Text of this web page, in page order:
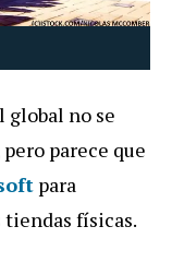
global no se
parece que
para
físicas.